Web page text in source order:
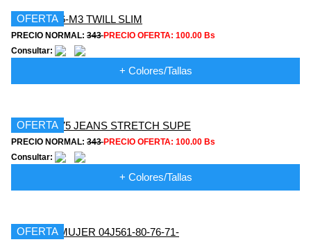
OFERTA
PRECIO NORMAL: 343PRECIO OFERTA: 100.00 Bs
Consultar:
+ Colores/Tallas
OFERTA
PRECIO NORMAL: 343PRECIO OFERTA: 100.00 Bs
Consultar:
+ Colores/Tallas
OFERTA